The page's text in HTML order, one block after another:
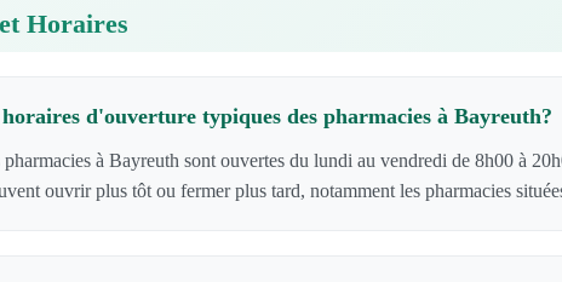
Horaires
d'ouverture typiques des pharmacies à Bayreuth?
à Bayreuth sont ouvertes du lundi au vendredi de 8h00 à
ouvrir plus tôt ou fermer plus tard, notamment les pharmacies